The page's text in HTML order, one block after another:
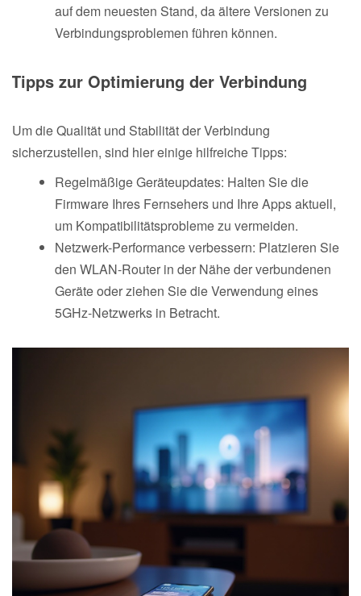
auf dem neuesten Stand, da ältere Versionen zu
Verbindungsproblemen führen können.
Tipps zur Optimierung der Verbindung
Um die Qualität und Stabilität der Verbindung
sicherzustellen, sind hier einige hilfreiche Tipps:
Regelmäßige Geräteupdates: Halten Sie die
Firmware Ihres Fernsehers und Ihre Apps aktuell,
um Kompatibilitätsprobleme zu vermeiden.
Netzwerk-Performance verbessern: Platzieren Sie
den WLAN-Router in der Nähe der verbundenen
Geräte oder ziehen Sie die Verwendung eines
5GHz-Netzwerks in Betracht.